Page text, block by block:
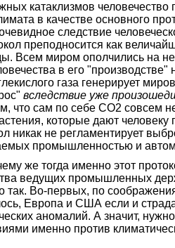
катаклизмов
в качестве основного
следствие
преподносится как
Всем миром ополчились на
в его
газа генерирует
вследствие уже
что сам по себе СО2 совсем
которые дают
никак не регламентирует
промышленностью и
же тогда именно этот
ведущих промышленных
так. Во-первых, по
Европа и США если и
аномалий. А значит,
именно против